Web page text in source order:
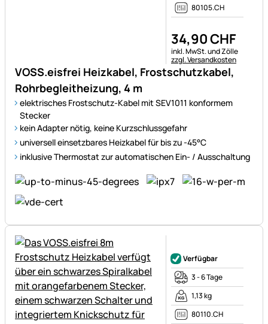
VOSS.eisfrei Heizkabel, Frostschutzkabel,
Rohrbegleitheizung, 4 m
elektrisches Frostschutz-Kabel mit SEV1011 konformem
Stecker
kein Adapter nötig, keine Kurzschlussgefahr
universell einsetzbares Heizkabel für bis zu -45°C
inklusive Thermostat zur automatischen Ein- / Ausschaltung
80105.CH
34,90CHF
Steuerhinweis:
inkl. MwSt. und Zölle
zzgl. Versandkosten
Verfügbar
3 - 6 Tage
1,13 kg
80110.CH